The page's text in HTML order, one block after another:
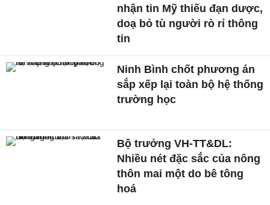
nhận tin Mỹ thiếu đạn dược,
doạ bỏ tù người rò rỉ thông
tin
Ninh Bình chốt phương án
sắp xếp lại toàn bộ hệ thống
trường học
Bộ trưởng VH-TT&DL:
Nhiều nét đặc sắc của nông
thôn mai một do bê tông
hoá